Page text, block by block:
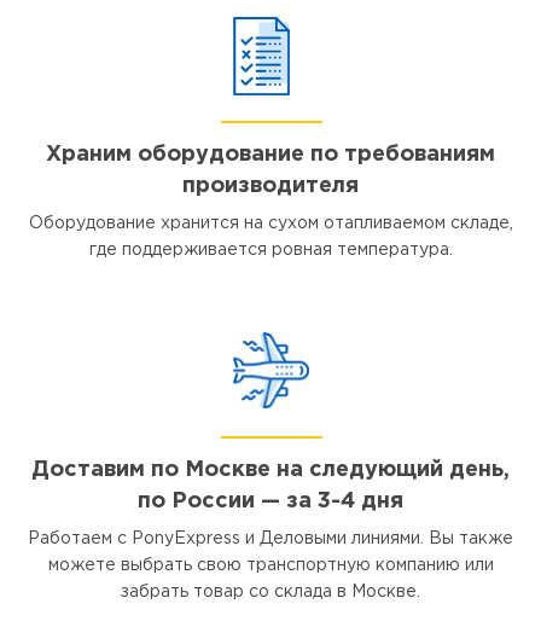
Храним оборудование по требованиям
производителя
Оборудование хранится на сухом отапливаемом складе,
где поддерживается ровная температура.
Доставим по Москве на следующий день,
по России — за 3-4 дня
Работаем с PonyExpress и Деловыми линиями. Вы также
можете выбрать свою транспортную компанию или
забрать товар со склада в Москве.